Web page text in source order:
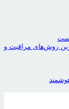
روش‌های مراقبت و